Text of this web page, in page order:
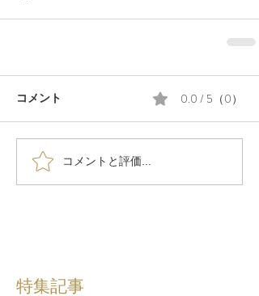
コメント 0.0 / 5（0）
コメントと評価...
特集記事